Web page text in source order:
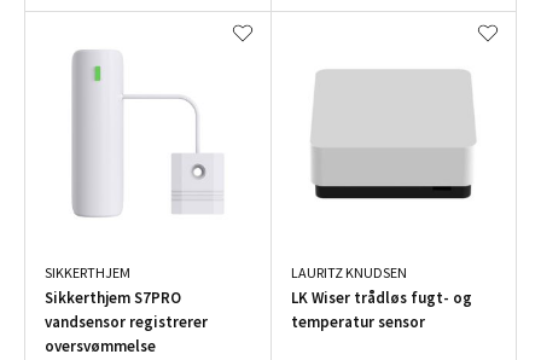
SIKKERTHJEM
Sikkerthjem S7PRO
vandsensor registrerer
oversvømmelse
LAURITZ KNUDSEN
LK Wiser trådløs fugt- og
temperatur sensor